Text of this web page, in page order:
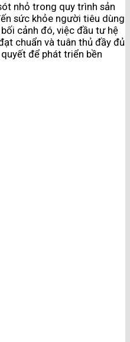
nhỏ trong quy trình sản
sức khỏe người tiêu dùng
cảnh đó, việc đầu tư hệ
chuẩn và tuân thủ đầy đủ
để phát triển bền